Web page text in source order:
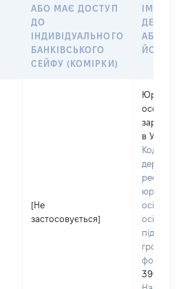
АБО МАЄ ДОСТУП
ДО
ІНДИВІДУАЛЬНОГО
БАНКІВСЬКОГО
СЕЙФУ (КОМІРКИ)
ІМ’Я
АБО
ЙОГО
[Не
застосовується]
особа,
в Україні
Код в
реєстрі
осіб,
осіб –